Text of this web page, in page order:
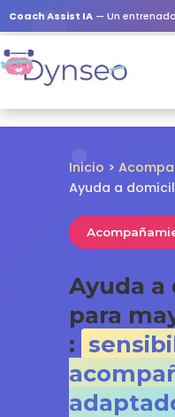
Coach Assist IA — Un entrenador vocal
Inicio >
Ayuda a
Ayuda
para
: